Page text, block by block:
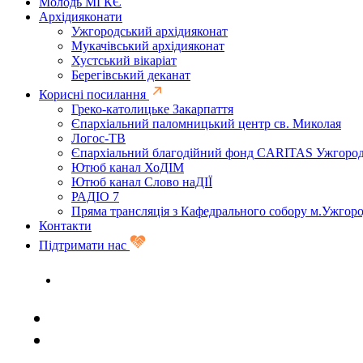
Архідияконати
Ужгородський архідияконат
Мукачівський архідияконат
Хустський вікаріат
Берегівський деканат
Корисні посилання
Греко-католицьке Закарпаття
Єпархіальний паломницький центр св. Миколая
Логос-ТВ
Єпархіальний благодійний фонд CARITAS
Ютюб канал ХоДІМ
Ютюб канал Слово наДІЇ
РАДІО 7
Пряма трансляція з Кафедрального собору
Контакти
Підтримати нас